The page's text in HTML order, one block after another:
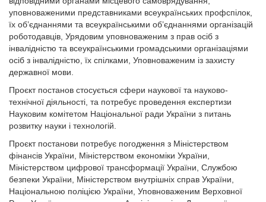
уповноваженими представниками всеукраїнських профспілок,
їх об’єднаннями та всеукраїнськими об’єднаннями організацій
роботодавців, Урядовим уповноваженим з прав осіб з
інвалідністю та всеукраїнськими громадськими організаціями
осіб з інвалідністю, їх спілками, Уповноваженим із захисту
державної мови.
Проєкт постанов стосується сфери наукової та науково-
технічної діяльності, та потребує проведення експертизи
Науковим комітетом Національної ради України з питань
розвитку науки і технологій.
Проєкт постанови потребує погодження з Міністерством
фінансів України, Міністерством економіки України,
Міністерством цифрової трансформації України, Службою
безпеки України, Міністерством внутрішніх справ України,
Національною поліцією України, Уповноваженим Верховної